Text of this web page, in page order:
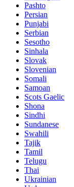
Pashto
Persian
Punjabi
Serbian
Sesotho
Sinhala
Slovak
Slovenian
Somali
Samoan
Scots Gaelic
Shona
Sindhi
Sundanese
Swahili
Tajik
Tamil
Telugu
Thai
Ukrainian